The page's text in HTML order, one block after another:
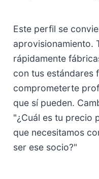
Este perfil se
aprovisionamiento.
rápidamente
con tus estándares
comprometerte
que sí pueden.
"¿Cuál es tu precio
que necesitamos
ser ese socio?"